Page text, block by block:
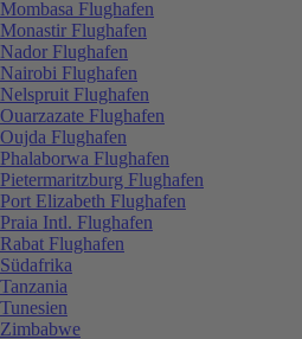
Mombasa Flughafen
Monastir Flughafen
Nador Flughafen
Nairobi Flughafen
Nelspruit Flughafen
Ouarzazate Flughafen
Oujda Flughafen
Phalaborwa Flughafen
Pietermaritzburg Flughafen
Port Elizabeth Flughafen
Praia Intl. Flughafen
Rabat Flughafen
Südafrika
Tanzania
Tunesien
Zimbabwe